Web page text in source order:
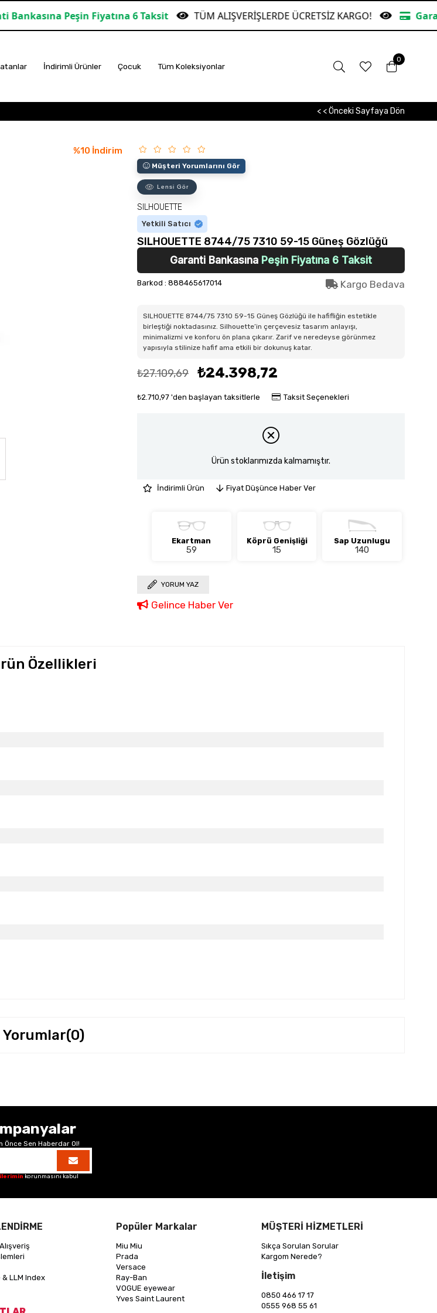
Fiyatına 6 Taksit TÜM ALIŞVERİŞLERDE ÜCRETSİZ KARGO! Garanti
İndirimli Ürünler Çocuk Tüm Koleksiyonlar
0
< < Önceki Sayfaya Dön
%10 İndirim
Müşteri Yorumlarını Gör
Lensi Gör
SILHOUETTE
Yetkili Satıcı
SILHOUETTE 8744/75 7310 59-15 Güneş Gözlüğü
Garanti Bankasına Peşin Fiyatına 6 Taksit
Barkod : 888465617014 Kargo Bedava
SILHOUETTE 8744/75 7310 59-15 Güneş Gözlüğü ile hafifliğin estetikle
birleştiği noktadasınız. Silhouette’in çerçevesiz tasarım anlayışı,
minimalizmi ve konforu ön plana çıkarır. Zarif ve neredeyse görünmez
yapısıyla stilinize hafif ama etkili bir dokunuş katar.
₺27.109,69 ₺24.398,72
₺2.710,97 'den başlayan taksitlerle Taksit Seçenekleri
Ürün stoklarımızda kalmamıştır.
İndirimli Ürün Fiyat Düşünce Haber Ver
Ekartman
59
Köprü Genişliği
15
Sap Uzunlugu
140
YORUM YAZ
Gelince Haber Ver
Özellikleri
Yorumlar(0)
Önce Sen Haberdar Ol!
korunmasını kabul
& LLM Index
Popüler Markalar
Miu Miu
Prada
Versace
Ray-Ban
VOGUE eyewear
Yves Saint Laurent
MÜŞTERİ HİZMETLERİ
Sıkça Sorulan Sorular
Kargom Nerede?
İletişim
0850 466 17 17
0555 968 55 61